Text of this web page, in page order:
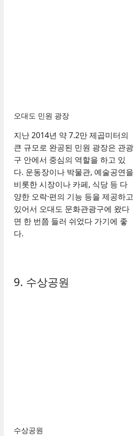
오대도 민원 광장
지난 2014년 약 7.2만 제곱미터의
큰 규모로 완공된 민원 광장은 관광
구 안에서 중심의 역할을 하고 있
다. 운동장이나 박물관, 예술공연을
비롯한 시장이나 카페, 식당 등 다
양한 오락·편의 기능 등을 제공하고
있어서 오대도 문화관광구에 왔다
면 한 번쯤 들러 쉬었다 가기에 좋
다.
9. 수상공원
수상공원